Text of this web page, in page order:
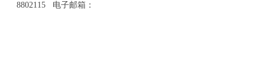
8802115 电子邮箱：